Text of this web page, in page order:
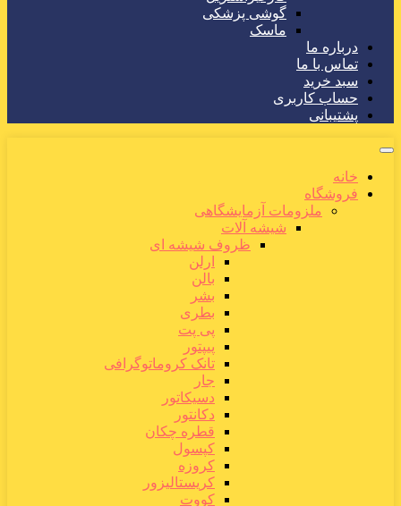
گوشی پزشکی
ماسک
درباره ما
تماس با ما
سبد خرید
حساب کاربری
پشتیبانی
خانه
فروشگاه
ملزومات آزمایشگاهی
شیشه آلات
ظروف شیشه ای
ارلن
بالن
بشر
بطری
پی پت
پیپتور
تانک کروماتوگرافی
جار
دسیکاتور
دکانتور
قطره چکان
کپسول
کروزه
کریستالیزور
کووت